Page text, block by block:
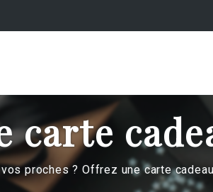
carte
proches ? Offrez une carte